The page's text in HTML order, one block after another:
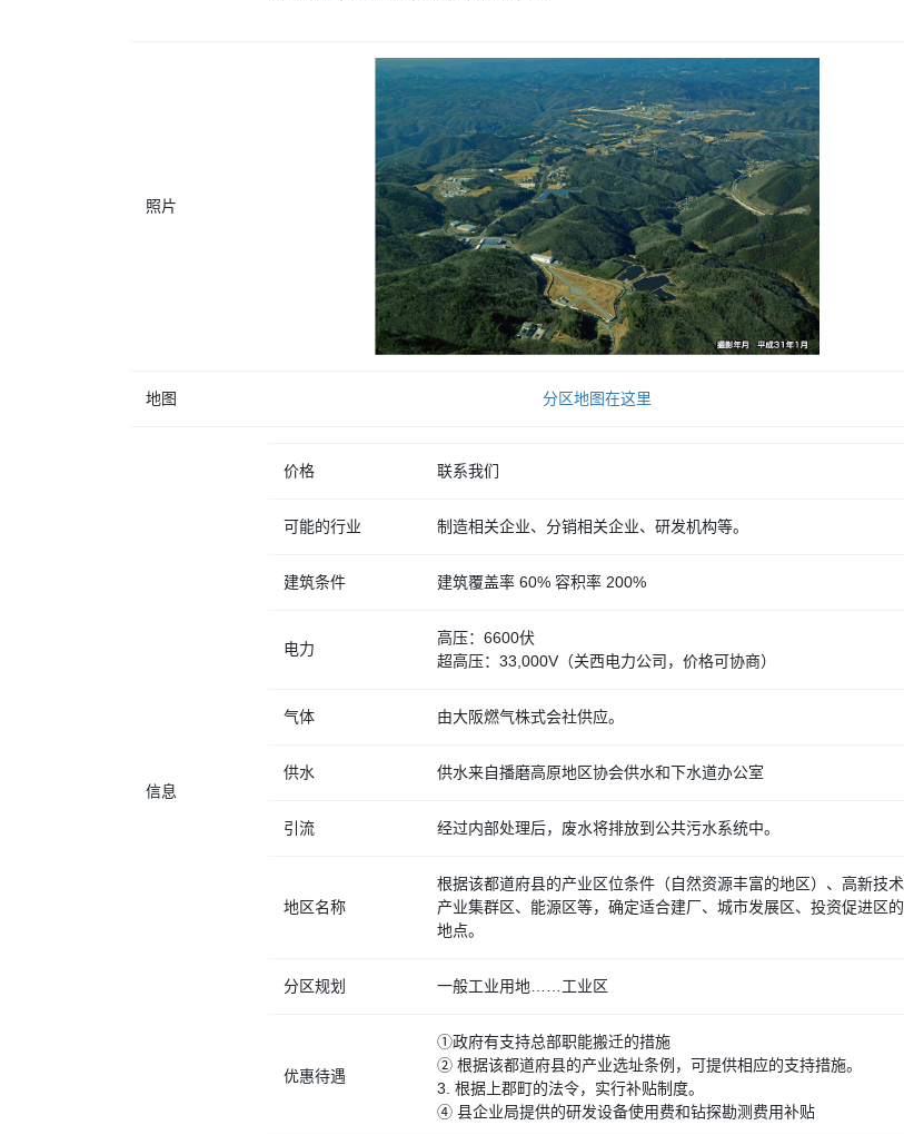
照片
地图 分区地图在这里
信息
价格 联系我们
可能的行业 制造相关企业、分销相关企业、研发机构等。
建筑条件 建筑覆盖率 60% 容积率 200%
电力
高压：6600伏
超高压：33,000V（关西电力公司，价格可协商）
气体 由大阪燃气株式会社供应。
供水 供水来自播磨高原地区协会供水和下水道办公室
引流 经过内部处理后，废水将排放到公共污水系统中。
地区名称
根据该都道府县的产业区位条件（自然资源丰富的地区）、高新技术
产业集群区、能源区等，确定适合建厂、城市发展区、投资促进区的
地点。
分区规划 一般工业用地……工业区
优惠待遇
①政府有支持总部职能搬迁的措施
② 根据该都道府县的产业选址条例，可提供相应的支持措施。
3. 根据上郡町的法令，实行补贴制度。
④ 县企业局提供的研发设备使用费和钻探勘测费用补贴